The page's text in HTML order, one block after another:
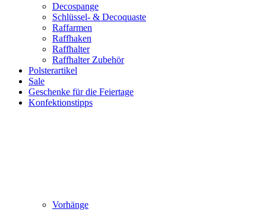
Decospange
Schlüssel- & Decoquaste
Raffarmen
Raffhaken
Raffhalter
Raffhalter Zubehör
Polsterartikel
Sale
Geschenke für die Feiertage
Konfektionstipps
Vorhänge